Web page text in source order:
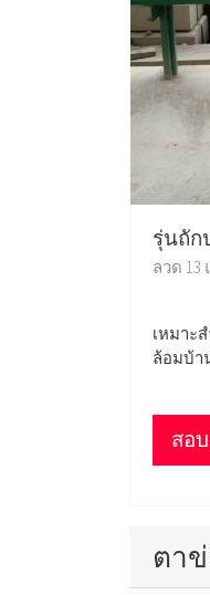
รุ่นถัก
ลวด 13
เหมาะ
ล้อมบ้า
สอ
ตา